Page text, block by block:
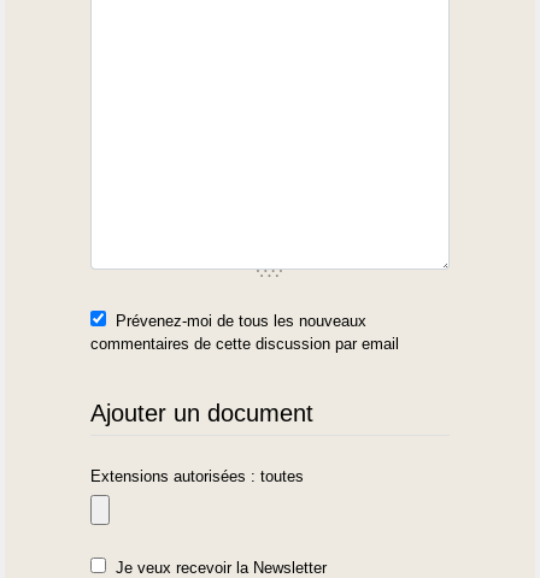
Prévenez-moi de tous les nouveaux
commentaires de cette discussion par email
Ajouter un document
Extensions autorisées : toutes
Je veux recevoir la Newsletter